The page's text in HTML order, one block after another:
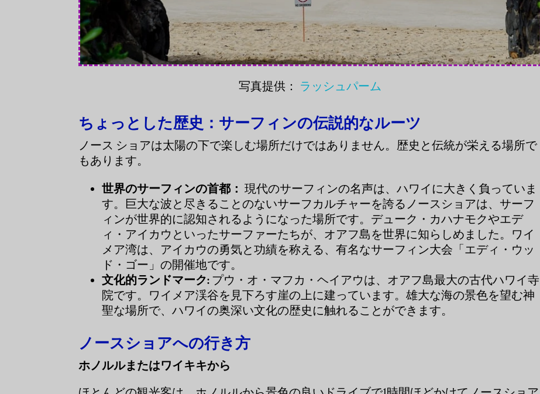
写真提供： ラッシュパーム
ちょっとした歴史：サーフィンの伝説的なルーツ
ノース ショアは太陽の下で楽しむ場所だけではありません。歴史と伝統が栄える場所で
もあります。
世界のサーフィンの首都： 現代のサーフィンの名声は、ハワイに大きく負っていま
す。巨大な波と尽きることのないサーフカルチャーを誇るノースショアは、サーフ
ィンが世界的に認知されるようになった場所です。デューク・カハナモクやエデ
ィ・アイカウといったサーファーたちが、オアフ島を世界に知らしめました。ワイ
メア湾は、アイカウの勇気と功績を称える、有名なサーフィン大会「エディ・ウッ
ド・ゴー」の開催地です。
文化的ランドマーク:プウ・オ・マフカ・ヘイアウは、オアフ島最大の古代ハワイ寺
院です。ワイメア渓谷を見下ろす崖の上に建っています。雄大な海の景色を望む神
聖な場所で、ハワイの奥深い文化の歴史に触れることができます。
ノースショアへの行き方
ホノルルまたはワイキキから